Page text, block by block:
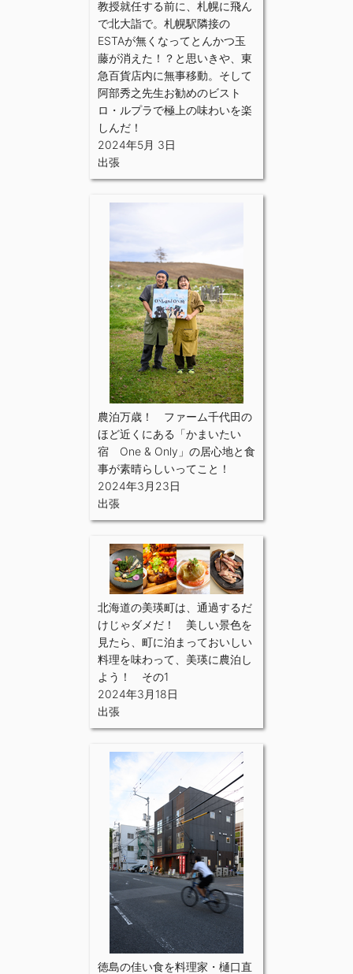
教授就任する前に、札幌に飛ん
で北大詣で。札幌駅隣接の
ESTAが無くなってとんかつ玉
藤が消えた！？と思いきや、東
急百貨店内に無事移動。そして
阿部秀之先生お勧めのビスト
ロ・ルプラで極上の味わいを楽
しんだ！
2024年5月 3日
出張
農泊万歳！ ファーム千代田の
ほど近くにある「かまいたい
宿 One & Only」の居心地と食
事が素晴らしいってこと！
2024年3月23日
出張
北海道の美瑛町は、通過するだ
けじゃダメだ！ 美しい景色を
見たら、町に泊まっておいしい
料理を味わって、美瑛に農泊し
よう！ その1
2024年3月18日
出張
徳島の佳い食を料理家・樋口直